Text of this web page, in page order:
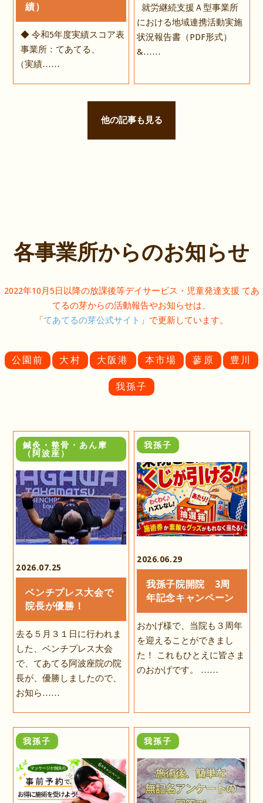
績）
◆ 令和5年度実績スコア表
事業所：てあてる、
（実績……
就労継続支援Ａ型事業所
における地域連携活動実施
状況報告書（PDF形式）
&……
他の記事も見る
各事業所からのお知らせ
2022年10月5日以降の放課後等デイサービス・児童発達支援 てあ
てるの芽からの活動報告やお知らせは、
「てあてるの芽公式サイト 」で更新しています。
公園前 大村 大阪港 本市場 蓼原 豊川
我孫子
鍼灸・整骨・あん摩
（阿波座）
2026.07.25
ベンチプレス大会で
院長が優勝！
去る５月３１日に行われま
した、ベンチプレス大会
で、てあてる阿波座院の院
長が、優勝しましたので、
お知ら……
我孫子
2026.06.29
我孫子院開院 3周
年記念キャンペーン
おかげ様で、当院も３周年
を迎えることができまし
た！ これもひとえに皆さま
のおかげです。 ……
我孫子 我孫子